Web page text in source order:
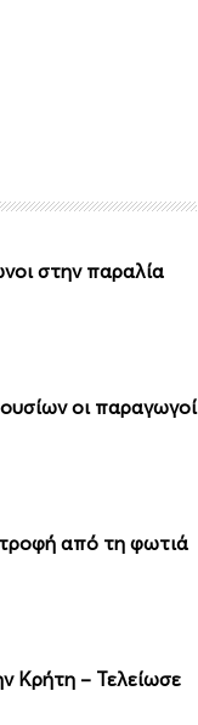
στην παραλία
οι παραγωγοί
από τη φωτιά
Κρήτη – Τελείωσε